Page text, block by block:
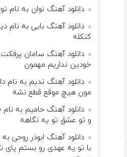
دانلود آهنگ نوان به نام
دانلود آهنگ بابی به نام
کنکله
دانلود آهنگ سامان
خودین نداریم مهمون
دانلود آهنگ ندیم به نام
مون هیچ موقع قطع نشه
دانلود آهنگ حامیم به
و تو عشق تو یه نگاهه
دانلود آهنگ ابوذر روحی
با تو یه عهدی رو بستم پای